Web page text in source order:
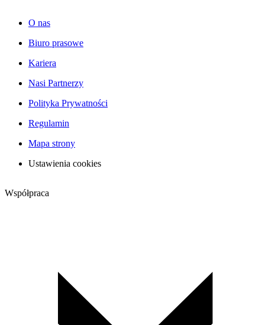
O nas
Biuro prasowe
Kariera
Nasi Partnerzy
Polityka Prywatności
Regulamin
Mapa strony
Ustawienia cookies
Współpraca